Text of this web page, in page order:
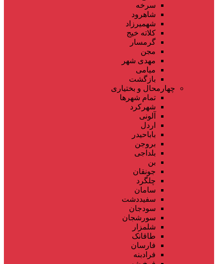
سرخه
شاهرود
شهمیرزاد
کلاته خیج
گرمسار
مجن
مهدی شهر
میامی
بازگشت
چهارمحال و بختیاری
تمام شهر‌ها
شهرکرد
آلونی
اردل
باباحیدر
بروجن
بلداجی
بن
جونقان
چلگرد
سامان
سفیددشت
سودجان
سورشجان
شلمزار
طاقانک
فارسان
فرادبنه